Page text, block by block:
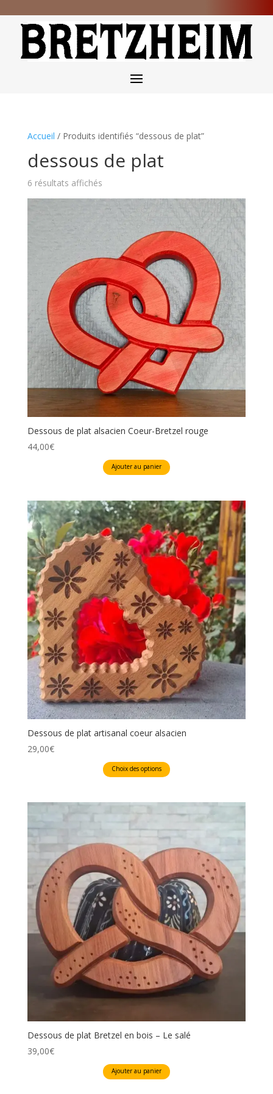
Accueil / Produits identifiés “dessous de plat”
dessous de plat
6 résultats affichés
Dessous de plat alsacien Coeur-Bretzel rouge
44,00€
Ajouter au panier
Dessous de plat artisanal coeur alsacien
29,00€
Choix des options
plusieurs
peuvent
être
choisies
sur
la
du
produit
Dessous de plat Bretzel en bois – Le salé
39,00€
Ajouter au panier